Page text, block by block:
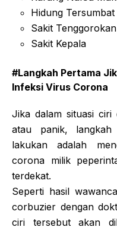
Hidung Tersumbat
Sakit Tenggorokan
Sakit Kepala
#Langkah Pertama
Infeksi Virus Corona
Jika dalam situasi
atau panik,
lakukan adalah
corona milik
terdekat.
Seperti hasil
corbuzier dengan
ciri tersebut akan